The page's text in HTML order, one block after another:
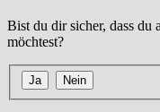
Bist du dir sicher, dass du
möchtest?